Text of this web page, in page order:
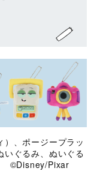
、ポージープラッ
いぐるみ、ぬいぐる
©Disney/Pixar